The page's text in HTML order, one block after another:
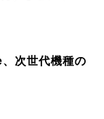
次世代機種の